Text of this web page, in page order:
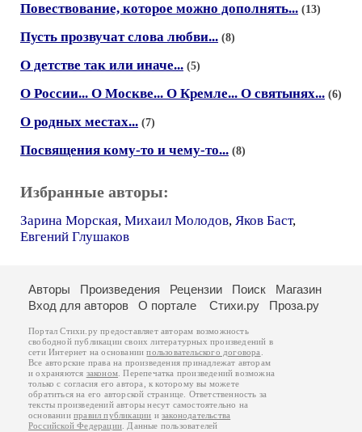
Повествование, которое можно дополнять... (13)
Пусть прозвучат слова любви... (8)
О детстве так или иначе... (5)
О России... О Москве... О Кремле... О святынях... (6)
О родных местах... (7)
Посвящения кому-то и чему-то... (8)
Избранные авторы:
Зарина Морская, Михаил Молодов, Яков Баст,
Евгений Глушаков
Авторы Произведения Рецензии Поиск
Магазин
Вход для авторов
О портале Стихи.ру Проза.ру
Портал Стихи.ру предоставляет авторам возможность
свободной публикации своих литературных произведений в
сети Интернет на основаниипользовательского договора
Все авторские права на произведения принадлежат авторам
и охраняются законом . Перепечатка произведений возможна
только с согласия его автора, к которому вы можете
обратиться на его авторской странице. Ответственность за
тексты произведений авторы несут самостоятельно на
основанииправил публикации изаконодательства
Российской Федерации . Данные пользователей